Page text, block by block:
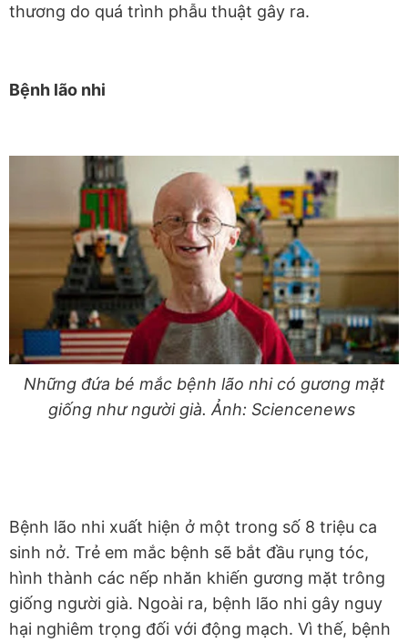
thương do quá trình phẫu thuật gây ra.
Bệnh lão nhi
Những đứa bé mắc bệnh lão nhi có gương mặt
giống như người già. Ảnh: Sciencenews
Bệnh lão nhi xuất hiện ở một trong số 8 triệu ca
sinh nở. Trẻ em mắc bệnh sẽ bắt đầu rụng tóc,
hình thành các nếp nhăn khiến gương mặt trông
giống người già. Ngoài ra, bệnh lão nhi gây nguy
hại nghiêm trọng đối với động mạch. Vì thế, bệnh